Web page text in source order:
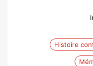
Histoire